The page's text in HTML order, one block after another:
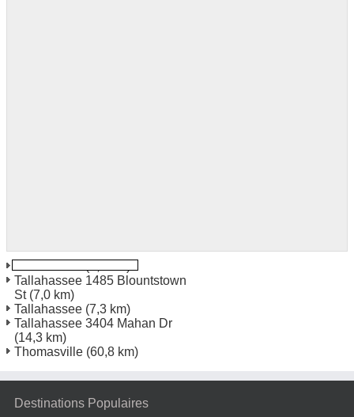
Tallahassee 1485 Blountstown
St(7,0 km)
Tallahassee (7,3 km)
Tallahassee 3404 Mahan Dr
(14,3 km)
Thomasville (60,8 km)
Destinations Populaires